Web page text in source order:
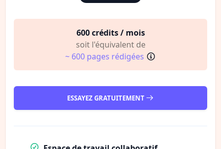
600 crédits / mois
soit l'équivalent de
~ 600 pages rédigées
ESSAYEZ GRATUITEMENT